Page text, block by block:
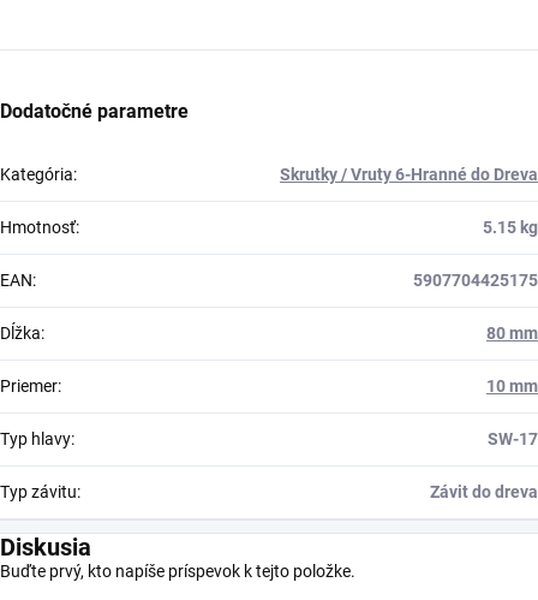
Dodatočné parametre
Kategória: Skrutky / Vruty 6-Hranné do Dreva
Hmotnosť: 5.15 kg
EAN: 5907704425175
Dĺžka: 80 mm
Priemer: 10 mm
Typ hlavy: SW-17
Typ závitu: Závit do dreva
Diskusia
Buďte prvý, kto napíše príspevok k tejto položke.